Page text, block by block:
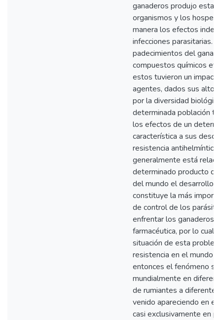
ganaderos produjo
organismos y los
manera los efectos
infecciones parasitarias.
padecimientos del
compuestos químicos
estos tuvieron un
agentes, dados sus altos
por la diversidad
determinada población
los efectos de un
característica a sus
resistencia
generalmente está
determinado producto
del mundo el desarrollo
constituye la más
de control de los
enfrentar los ganaderos,
farmacéutica, por lo cual
situación de esta
resistencia en el mundo
entonces el fenómeno
mundialmente en
de rumiantes a
venido apareciendo en el
casi exclusivamente en